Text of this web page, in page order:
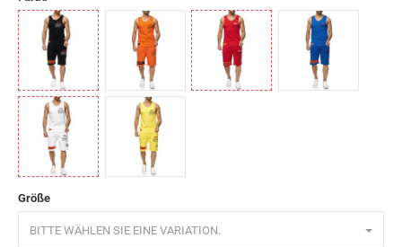
Schwarz Orange
Weiß
Größe
BITTE WÄHLEN SIE EINE VARIATION.